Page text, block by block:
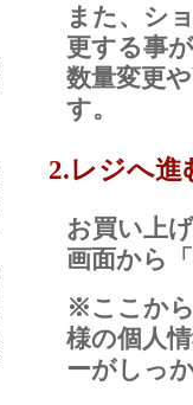
また、シ
更する事
数量変更
す。
2.レジへ進
お買い上
画面から
※ここか
様の個人
ーがしっ